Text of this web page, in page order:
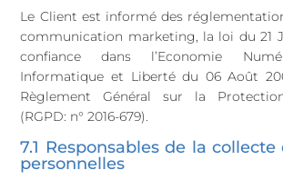
Le Client est informé des
communication marketing, la loi du 21
confiance dans l’Economie
Informatique et Liberté du 06 Août
Règlement Général sur la
(RGPD: n° 2016-679).
7.1 Responsables de la
personnelles